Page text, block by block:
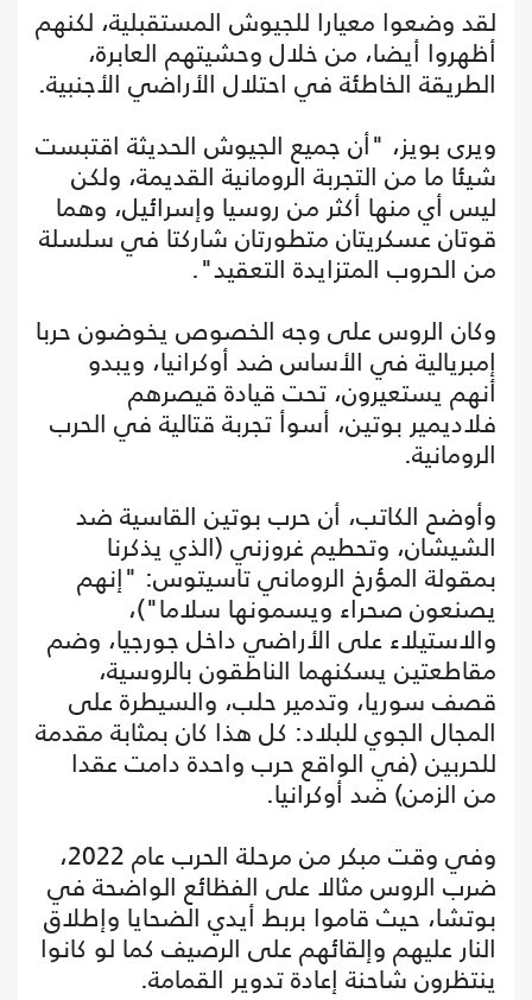
لقد وضعوا معيارا للجيوش المستقبلية، لكنهم
أظهروا أيضا، من خلال وحشيتهم العابرة،
الطريقة الخاطئة في احتلال الأراضي الأجنبية.
ويرى بويز، "أن جميع الجيوش الحديثة اقتبست
شيئا ما من التجربة الرومانية القديمة، ولكن
ليس أي منها أكثر من روسيا وإسرائيل، وهما
قوتان عسكريتان متطورتان شاركتا في سلسلة
من الحروب المتزايدة التعقيد".
وكان الروس على وجه الخصوص يخوضون حربا
إمبريالية في الأساس ضد أوكرانيا، ويبدو
أنهم يستعيرون، تحت قيادة قيصرهم
فلاديمير بوتين، أسوأ تجربة قتالية في الحرب
الرومانية.
وأوضح الكاتب، أن حرب بوتين القاسية ضد
الشيشان، وتحطيم غروزني (الذي يذكرنا
بمقولة المؤرخ الروماني تاسيتوس: "إنهم
يصنعون صحراء ويسمونها سلاما")،
والاستيلاء على الأراضي داخل جورجيا، وضم
مقاطعتين يسكنهما الناطقون بالروسية،
قصف سوريا، وتدمير حلب، والسيطرة على
المجال الجوي للبلاد: كل هذا كان بمثابة مقدمة
للحربين (في الواقع حرب واحدة دامت عقدا
من الزمن) ضد أوكرانيا.
وفي وقت مبكر من مرحلة الحرب عام 2022،
ضرب الروس مثالا على الفظائع الواضحة في
بوتشا، حيث قاموا بربط أيدي الضحايا وإطلاق
النار عليهم وإلقائهم على الرصيف كما لو كانوا
ينتظرون شاحنة إعادة تدوير القمامة.